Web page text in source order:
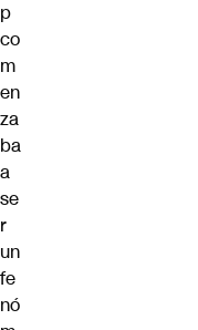
p
co
m
en
za
ba
a
se
r
un
fe
nó